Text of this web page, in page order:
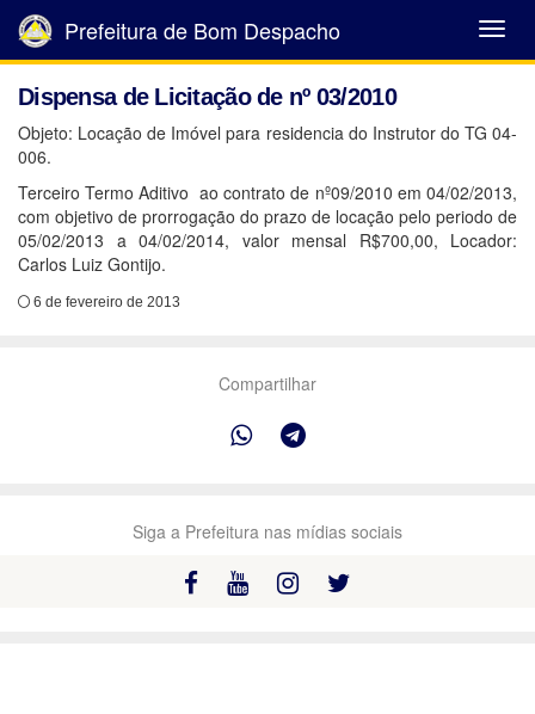
Abrir
Menu
Prefeitura de Bom Despacho
Dispensa de Licitação de nº 03/2010
Objeto: Locação de Imóvel para residencia do Instrutor do TG 04-
006.
Terceiro Termo Aditivo ao contrato de nº09/2010 em 04/02/2013,
com objetivo de prorrogação do prazo de locação pelo periodo de
05/02/2013 a 04/02/2014, valor mensal R$700,00, Locador:
Carlos Luiz Gontijo.
6 de fevereiro de 2013
Compartilhar
Siga a Prefeitura nas mídias sociais